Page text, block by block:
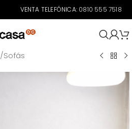
VENTA TELEFÓNICA: 0810 555 7518
/Sofás